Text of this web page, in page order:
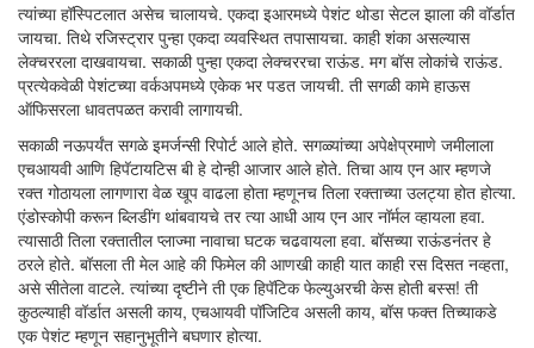
त्यांच्या हॉस्पिटलात असेच चालायचे. एकदा इआरमध्ये पेशंट थोडा सेटल झाला की वॉर्डात
जायचा. तिथे रजिस्ट्रार पुन्हा एकदा व्यवस्थित तपासायचा. काही शंका असल्यास
लेक्चररला दाखवायचा. सकाळी पुन्हा एकदा लेक्चररचा राऊंड. मग बॉस लोकांचे राऊंड.
प्रत्येकवेळी पेशंटच्या वर्कअपमध्ये एकेक भर पडत जायची. ती सगळी कामे हाऊस
ऑफिसरला धावतपळत करावी लागायची.
सकाळी नऊपर्यंत सगळे इमर्जन्सी रिपोर्ट आले होते. सगळ्यांच्या अपेक्षेप्रमाणे जमीलाला
एचआयवी आणि हिपॅटायटिस बी हे दोन्ही आजार आले होते. तिचा आय एन आर म्हणजे
रक्त गोठायला लागणारा वेळ खूप वाढला होता म्हणूनच तिला रक्ताच्या उलट्या होत होत्या.
एंडोस्कोपी करून ब्लिडींग थांबवायचे तर त्या आधी आय एन आर नॉर्मल व्हायला हवा.
त्यासाठी तिला रक्तातील प्लाज्मा नावाचा घटक चढवायला हवा. बॉसच्या राऊंडनंतर हे
ठरले होते. बॉसला ती मेल आहे की फिमेल की आणखी काही यात काही रस दिसत नव्हता,
असे सीतेला वाटले. त्यांच्या दृष्टीने ती एक हिपॅटिक फेल्युअरची केस होती बस्स! ती
कुठल्याही वॉर्डात असली काय, एचआयवी पॉजिटिव असली काय, बॉस फक्त तिच्याकडे
एक पेशंट म्हणून सहानुभूतीने बघणार होत्या.